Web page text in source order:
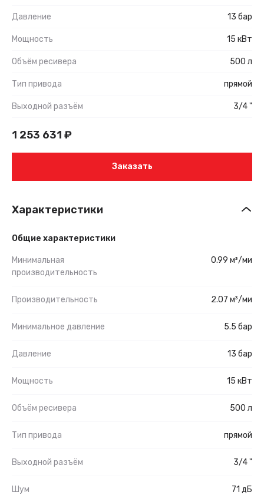
Давление 13 бар
Мощность 15 кВт
Объём ресивера 500 л
Тип привода прямой
Выходной разъём 3/4 "
1 253 631 ₽
Заказать
Характеристики
Общие характеристики
Минимальная
производительность
0.99 м³/ми
Производительность 2.07 м³/ми
Минимальное давление 5.5 бар
Давление 13 бар
Мощность 15 кВт
Объём ресивера 500 л
Тип привода прямой
Выходной разъём 3/4 "
Шум 71 дБ